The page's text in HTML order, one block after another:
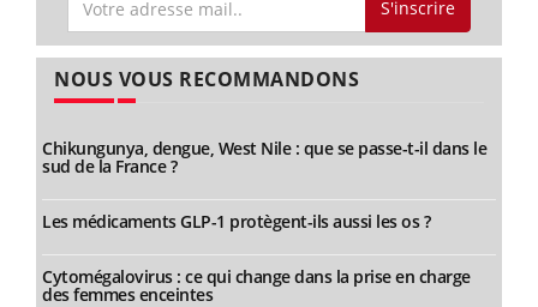
S'inscrire
NOUS VOUS RECOMMANDONS
Chikungunya, dengue, West Nile : que se passe-t-il dans le
sud de la France ?
Les médicaments GLP-1 protègent-ils aussi les os ?
Cytomégalovirus : ce qui change dans la prise en charge
des femmes enceintes